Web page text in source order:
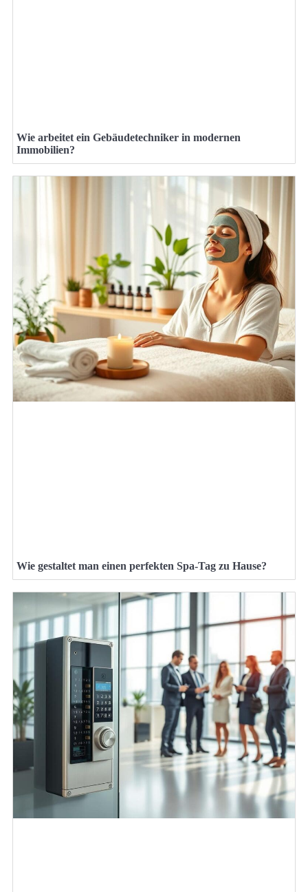
Wie arbeitet ein Gebäudetechniker in modernen
Immobilien?
Wie gestaltet man einen perfekten Spa-Tag zu Hause?